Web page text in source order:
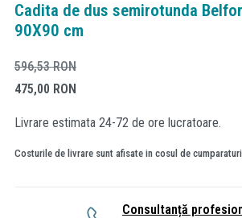
Cadita de dus semirotunda
90X90 cm
596,53RON
475,00 RON
Livrare estimata 24-72 de ore lucratoare.
Costurile de livrare sunt afisate in cosul de cumparaturi
Consultanță